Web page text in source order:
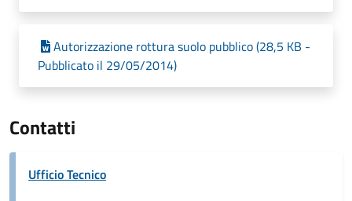
Autorizzazione rottura suolo pubblico (28,5 KB -
Pubblicato il 29/05/2014)
Contatti
Ufficio Tecnico